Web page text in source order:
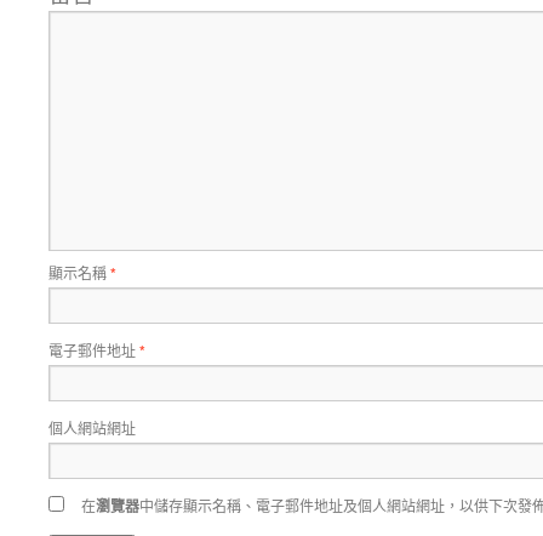
顯示名稱*
電子郵件地址*
個人網站網址
在瀏覽器中儲存顯示名稱、電子郵件地址及個人網站網址，以供下次發